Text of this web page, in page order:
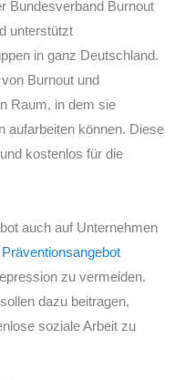
Bundesverband Burnout
unterstützt
in ganz Deutschland.
Burnout und
Raum, in dem sie
aufarbeiten können. Diese
kostenlos für die
auch auf Unternehmen
Präventionsangebot
zu vermeiden.
dazu beitragen,
soziale Arbeit zu